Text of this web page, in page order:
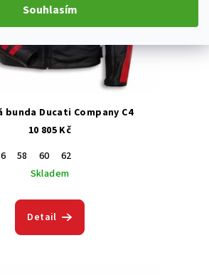
Souhlasím
bunda Ducati Company C4
10 805 Kč
58 60
62
Skladem
Detail